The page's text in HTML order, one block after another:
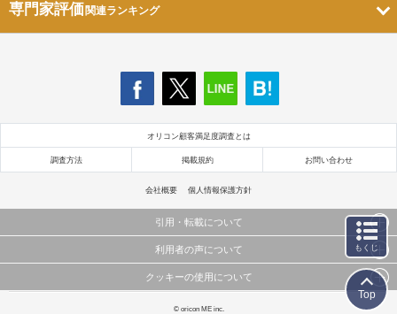
専門家評価関連ランキング
オリコン顧客満足度調査とは
調査方法 掲載規約 お問い合わせ
会社概要 個人情報保護方針
引用・転載について
当サイトで公開されている情報（文字、写真、イラスト、画像データ等）及びこれらの配置・
これらの情報を権利者の許可なく無断転載・複製などの二次利用を行うことは固く禁じており
利用者の声について
当サイトに掲載している内容はすべてサービスの利用者が提出された見解・感想です。
弊社の見解・ 意見ではないことをご理解いただいた上でご覧ください。
クッキーの使用について
このサイトでは Cookie を使用して、ユーザーに合わせたコンテンツや広告の表示、ソーシャル
© oricon ME inc.
もくじ
Top